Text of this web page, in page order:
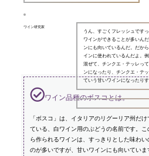
ワイン研究家
うん、すごくフレッシュです
ワインができることが多いん
ンにも向いているんだ。だか
インに使われているんだよ。
混ぜて、チンクエ・テッレっ
ンになったり、チンクエ・テ
ていう甘いワインになったりす
ワイン品種のボスコとは。
「ボスコ」は、イタリアのリグーリア州だ
ている、白ワイン用のぶどうの名前です。こ
ら作られるワインは、すっきりとした味わい
のが多いですが、甘いワインにも向いていま